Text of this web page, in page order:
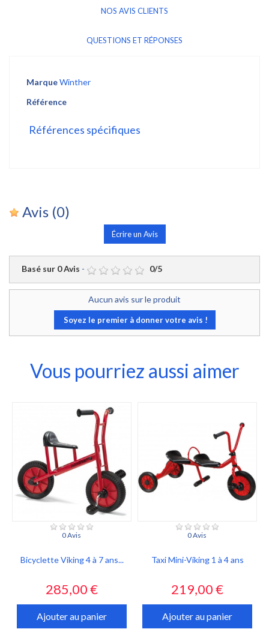
NOS AVIS CLIENTS
QUESTIONS ET RÉPONSES
MarqueWinther
Référence
Références spécifiques
Avis (0)
Écrire un Avis
Basé sur 0Avis - 0/5
Aucun avis sur le produit
Soyez le premier à donner votre avis !
Vous pourriez aussi aimer
0 Avis
Bicyclette Viking 4 à 7 ans...
Prix
285,00 €
Ajouter au panier
0 Avis
Taxi Mini-Viking 1 à 4 ans
Prix
219,00 €
Ajouter au panier